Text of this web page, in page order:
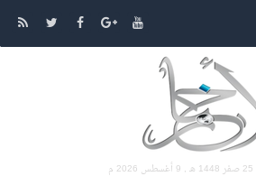
9 أغسطس 2026 م